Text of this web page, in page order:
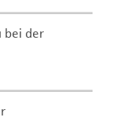
bei der